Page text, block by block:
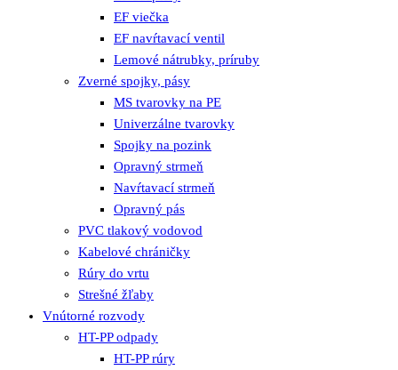
EF viečka
EF navŕtavací ventil
Lemové nátrubky, príruby
Zverné spojky, pásy
MS tvarovky na PE
Univerzálne tvarovky
Spojky na pozink
Opravný strmeň
Navŕtavací strmeň
Opravný pás
PVC tlakový vodovod
Kabelové chráničky
Rúry do vrtu
Strešné žľaby
Vnútorné rozvody
HT-PP odpady
HT-PP rúry